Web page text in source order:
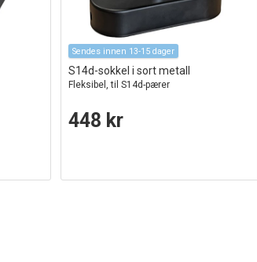
Sendes innen 13-15 dager
S14d-sokkel i sort metall
Fleksibel, til S14d-pærer
448 kr